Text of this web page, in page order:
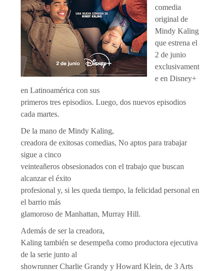
comedia
original de
Mindy Kaling
que estrena el
2 de junio
exclusivament
e en Disney+
en Latinoamérica con sus
primeros tres episodios. Luego, dos nuevos episodios
cada martes.
De la mano de Mindy Kaling,
creadora de exitosas comedias, No aptos para trabajar
sigue a cinco
veinteañeros obsesionados con el trabajo que buscan
alcanzar el éxito
profesional y, si les queda tiempo, la felicidad personal en
el barrio más
glamoroso de Manhattan, Murray Hill.
Además de ser la creadora,
Kaling también se desempeña como productora ejecutiva
de la serie junto al
showrunner Charlie Grandy y Howard Klein, de 3 Arts